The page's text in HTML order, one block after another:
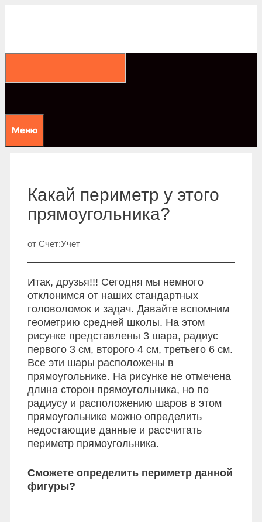
Меню
Какай периметр у этого
прямоугольника?
от Счет:Учет
Итак, друзья!!! Сегодня мы немного
отклонимся от наших стандартных
головоломок и задач. Давайте вспомним
геометрию средней школы. На этом
рисунке представлены 3 шара, радиус
первого 3 см, второго 4 см, третьего 6 см.
Все эти шары расположены в
прямоугольнике. На рисунке не отмечена
длина сторон прямоугольника, но по
радиусу и расположению шаров в этом
прямоугольнике можно определить
недостающие данные и рассчитать
периметр прямоугольника.
Сможете определить периметр данной
фигуры?